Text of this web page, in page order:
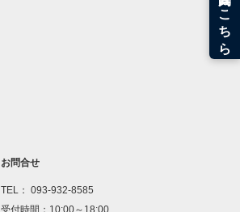
お問合せ
TEL： 093-932-8585
受付時間：10:00～18:00